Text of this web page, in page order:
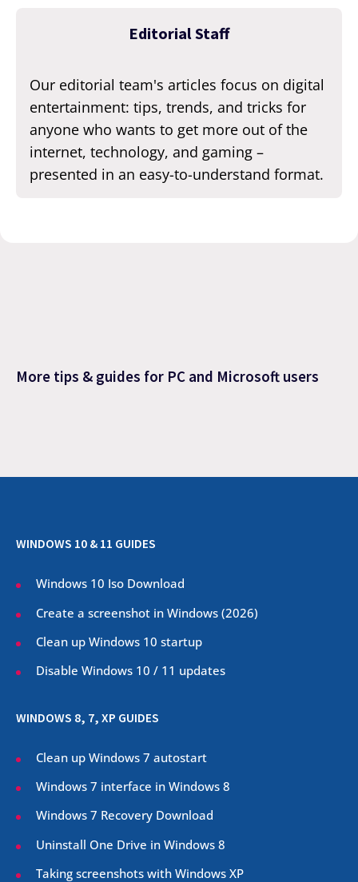
Editorial Staff
Our editorial team's articles focus on digital
entertainment: tips, trends, and tricks for
anyone who wants to get more out of the
internet, technology, and gaming –
presented in an easy-to-understand format.
More tips & guides for PC and Microsoft users
WINDOWS 10 & 11 GUIDES
Windows 10 Iso Download
Create a screenshot in Windows (2026)
Clean up Windows 10 startup
Disable Windows 10 / 11 updates
WINDOWS 8, 7, XP GUIDES
Clean up Windows 7 autostart
Windows 7 interface in Windows 8
Windows 7 Recovery Download
Uninstall One Drive in Windows 8
Taking screenshots with Windows XP